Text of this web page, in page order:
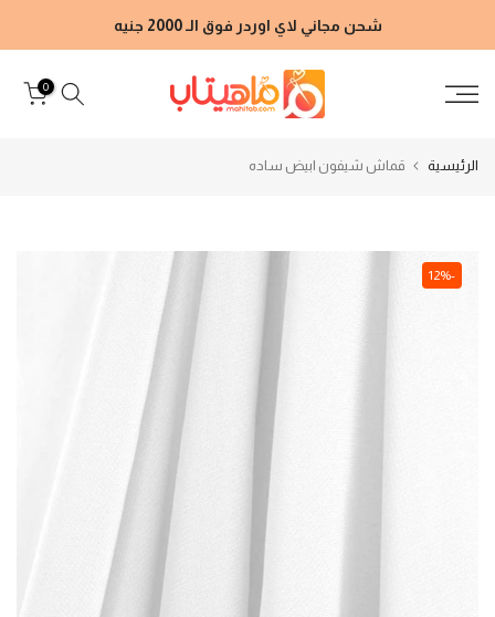
إلى
شحن مجاني لاي اوردر فوق الـ 2000 جنيه
0
الرئيسية قماش شيفون ابيض ساده
-12%